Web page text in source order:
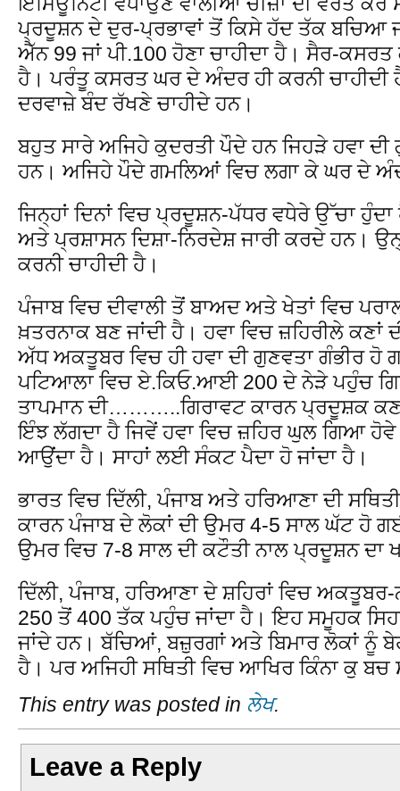
ਪ੍ਰਦੂਸ਼ਨ ਦੇ ਦੁਰ-ਪ੍ਰਭਾਵਾਂ ਤੋਂ ਕਿਸੇ ਹੱਦ ਤੱਕ ਬਚਿਆ
ਐੱਨ 99 ਜਾਂ ਪੀ.100 ਹੋਣਾ ਚਾਹੀਦਾ ਹੈ। ਸੈਰ-ਕਸਰਤ
ਹੈ। ਪਰੰਤੂ ਕਸਰਤ ਘਰ ਦੇ ਅੰਦਰ ਹੀ ਕਰਨੀ
ਦਰਵਾਜ਼ੇ ਬੰਦ ਰੱਖਣੇ ਚਾਹੀਦੇ ਹਨ।
ਬਹੁਤ ਸਾਰੇ ਅਜਿਹੇ ਕੁਦਰਤੀ ਪੌਦੇ ਹਨ ਜਿਹੜੇ ਹਵਾ
ਹਨ। ਅਜਿਹੇ ਪੌਦੇ ਗਮਲਿਆਂ ਵਿਚ ਲਗਾ ਕੇ ਘਰ ਦੇ
ਜਿਨ੍ਹਾਂ ਦਿਨਾਂ ਵਿਚ ਪ੍ਰਦੂਸ਼ਨ-ਪੱਧਰ ਵਧੇਰੇ ਉੱਚਾ ਹੁੰਦਾ
ਅਤੇ ਪ੍ਰਸ਼ਾਸਨ ਦਿਸ਼ਾ-ਨਿਰਦੇਸ਼ ਜਾਰੀ ਕਰਦੇ ਹਨ।
ਕਰਨੀ ਚਾਹੀਦੀ ਹੈ।
ਪੰਜਾਬ ਵਿਚ ਦੀਵਾਲੀ ਤੋਂ ਬਾਅਦ ਅਤੇ ਖੇਤਾਂ ਵਿਚ
ਖ਼ਤਰਨਾਕ ਬਣ ਜਾਂਦੀ ਹੈ। ਹਵਾ ਵਿਚ ਜ਼ਹਿਰੀਲੇ ਕਣਾਂ
ਅੱਧ ਅਕਤੂਬਰ ਵਿਚ ਹੀ ਹਵਾ ਦੀ ਗੁਣਵਤਾ ਗੰਭੀਰ
ਪਟਿਆਲਾ ਵਿਚ ਏ.ਕਿਓ.ਆਈ 200 ਦੇ ਨੇੜੇ ਪਹੁੰਚ
ਤਾਪਮਾਨ ਦੀ………..ਗਿਰਾਵਟ ਕਾਰਨ ਪ੍ਰਦੂਸ਼ਕ ਕਣ
ਇੰਝ ਲੱਗਦਾ ਹੈ ਜਿਵੇਂ ਹਵਾ ਵਿਚ ਜ਼ਹਿਰ ਘੁਲ ਗਿਆ
ਆਉਂਦਾ ਹੈ। ਸਾਹਾਂ ਲਈ ਸੰਕਟ ਪੈਦਾ ਹੋ ਜਾਂਦਾ ਹੈ।
ਭਾਰਤ ਵਿਚ ਦਿੱਲੀ, ਪੰਜਾਬ ਅਤੇ ਹਰਿਆਣਾ ਦੀ
ਕਾਰਨ ਪੰਜਾਬ ਦੇ ਲੋਕਾਂ ਦੀ ਉਮਰ 4-5 ਸਾਲ ਘੱਟ ਹੋ
ਉਮਰ ਵਿਚ 7-8 ਸਾਲ ਦੀ ਕਟੌਤੀ ਨਾਲ ਪ੍ਰਦੂਸ਼ਨ ਦਾ
ਦਿੱਲੀ, ਪੰਜਾਬ, ਹਰਿਆਣਾ ਦੇ ਸ਼ਹਿਰਾਂ ਵਿਚ
250 ਤੋਂ 400 ਤੱਕ ਪਹੁੰਚ ਜਾਂਦਾ ਹੈ। ਇਹ ਸਮੂਹਕ
ਜਾਂਦੇ ਹਨ। ਬੱਚਿਆਂ, ਬਜ਼ੁਰਗਾਂ ਅਤੇ ਬਿਮਾਰ ਲੋਕਾਂ ਨੂੰ
ਹੈ। ਪਰ ਅਜਿਹੀ ਸਥਿਤੀ ਵਿਚ ਆਖਿਰ ਕਿੰਨਾ ਕੁ ਬਚ
This entry was posted in ਲੇਖ.
Leave a Reply